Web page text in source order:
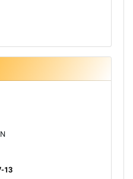
13